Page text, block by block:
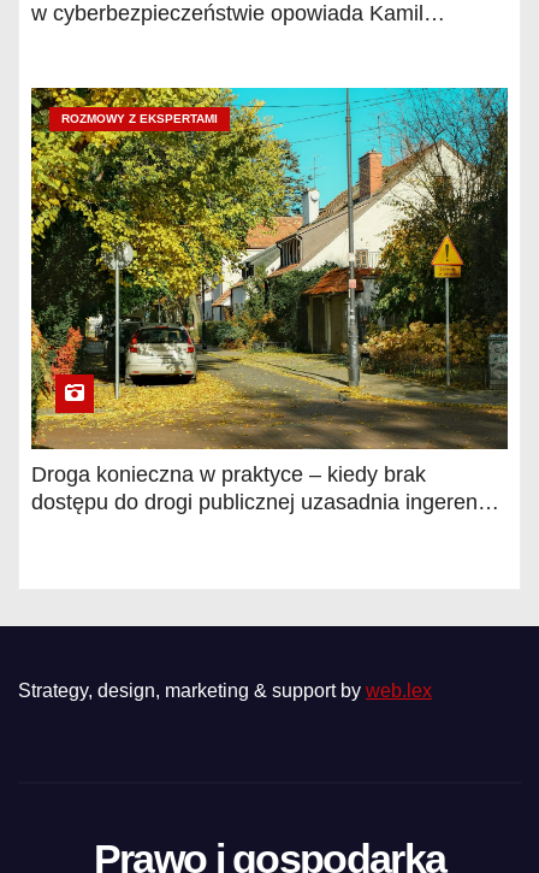
w cyberbezpieczeństwie opowiada Kamil
ROZMOWY Z EKSPERTAMI
Droga konieczna w praktyce – kiedy brak
dostępu do drogi publicznej uzasadnia ingerencję
Strategy, design, marketing & support by web.lex
Prawo i gospodarka